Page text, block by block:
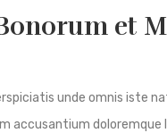
et
unde omnis iste
accusantium doloremque